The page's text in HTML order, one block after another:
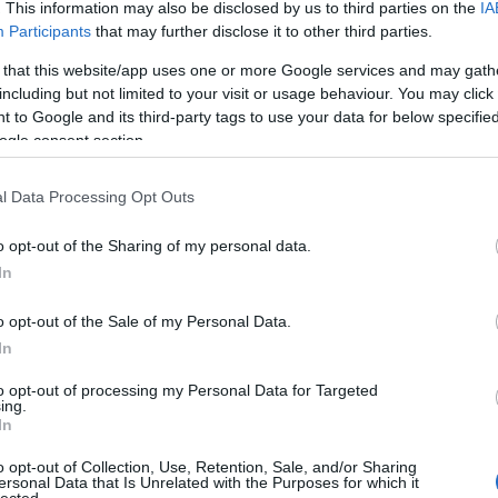
This information may also be disclosed by us to third parties on the
Participants that may further disclose it to other third parties.
that this website/app uses one or more Google services and may
but not limited to your visit or usage behaviour. You may
to Google and its third-party tags to use your data for below
consent section.
Data Processing Opt Outs
opt-out of the Sharing of my personal data.
opt-out of the Sale of my Personal Data.
opt-out of processing my Personal Data for Targeted
opt-out of Collection, Use, Retention, Sale, and/or Sharing
Data that Is Unrelated with the Purposes for which it
hogy nemcsak egy néhai bárányt látunk, de
amikor még nem tudtam, mi a kép címe. Bármi, ami
a színek visszafogottsága, a fekete háttér, a fehér
fogva? Főleg, ha az ő lábai vannak összekötve.